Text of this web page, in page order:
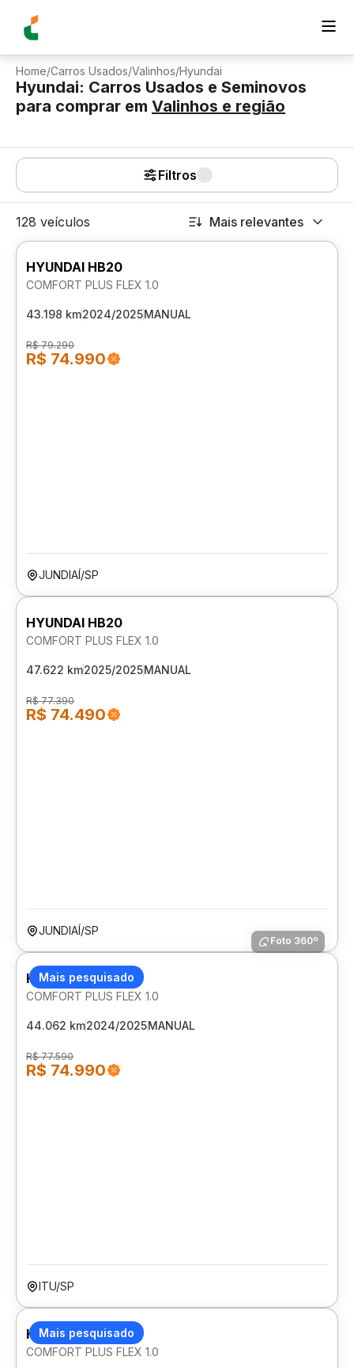
Home/Carros Usados/Valinhos/Hyundai
Hyundai: Carros Usados e Seminovos
para comprar em Valinhos e região
Filtros
128 veículos Mais relevantes
HYUNDAI HB20
COMFORT PLUS FLEX 1.0
43.198 km2024/2025MANUAL
R$ 79.290
R$ 74.990
JUNDIAÍ/SP
HYUNDAI HB20
COMFORT PLUS FLEX 1.0
47.622 km2025/2025MANUAL
R$ 77.390
R$ 74.490
JUNDIAÍ/SP
Mais pesquisado
Foto 360º
HYUNDAI HB20
COMFORT PLUS FLEX 1.0
44.062 km2024/2025MANUAL
R$ 77.590
R$ 74.990
ITU/SP
Mais pesquisado
HYUNDAI HB20
COMFORT PLUS FLEX 1.0